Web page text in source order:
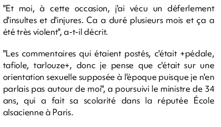
"Et moi, à cette occasion, j'ai vécu un déferlement
d'insultes et d'injures. Ca a duré plusieurs mois et ça a
été très violent", a-t-il décrit.
"Les commentaires qui étaient postés, c'était +pédale,
tafiole, tarlouze+, donc je pense que c'était sur une
orientation sexuelle supposée à l'époque puisque je n'en
parlais pas autour de moi", a poursuivi le ministre de 34
ans, qui a fait sa scolarité dans la réputée École
alsacienne à Paris.